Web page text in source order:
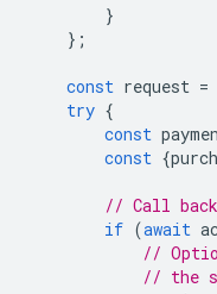
}
};
const request =
try {
const
const {
// Call
if (await
//
// the